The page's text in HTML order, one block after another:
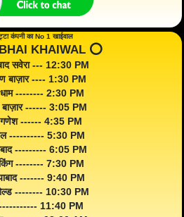
कंपनी का No 1 खाईवाल
KHAIWAL ⭕️
सवेरा --- 12:30 PM
बाज़ार ---- 1:30 PM
-------- 2:30 PM
बाज़ार ------ 3:05 PM
गणेश ------ 4:35 PM
---------- 5:30 PM
--------- 6:05 PM
किंग -------- 7:30 PM
------- 9:40 PM
-------- 10:30 PM
11:40 PM